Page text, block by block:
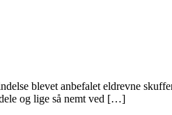
blevet anbefalet eldrevne
og lige så nemt ved […]